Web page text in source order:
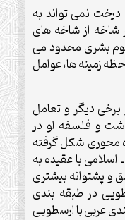
نمى تواند به
شاخه از شاخه هاى
بشرى محدود مى
زمينه ها، عوامل
برخى ديگر و تعامل
و فلسفه او در
محورى شكل گرفته
با عقيده به
و پشتوانه بيشترى
در طبقه بندى
عربى با ارسطويى